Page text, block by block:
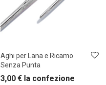
Aghi per Lana e Ricamo
Senza Punta
3,00 € la confezione